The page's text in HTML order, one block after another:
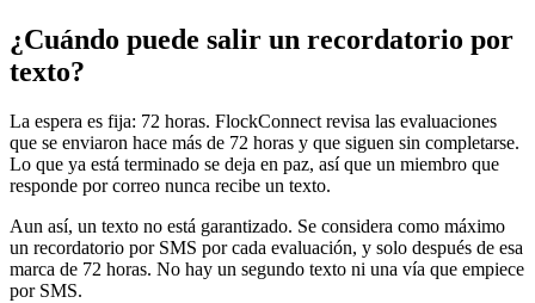
¿Cuándo puede salir un recordatorio por
texto?
La espera es fija: 72 horas. FlockConnect revisa las evaluaciones
que se enviaron hace más de 72 horas y que siguen sin completarse.
Lo que ya está terminado se deja en paz, así que un miembro que
responde por correo nunca recibe un texto.
Aun así, un texto no está garantizado. Se considera como máximo
un recordatorio por SMS por cada evaluación, y solo después de esa
marca de 72 horas. No hay un segundo texto ni una vía que empiece
por SMS.